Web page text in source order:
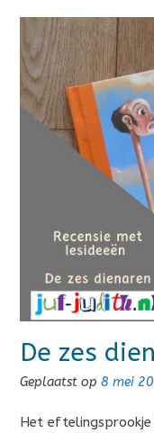
De zes
Geplaatst op 8 mei
Het